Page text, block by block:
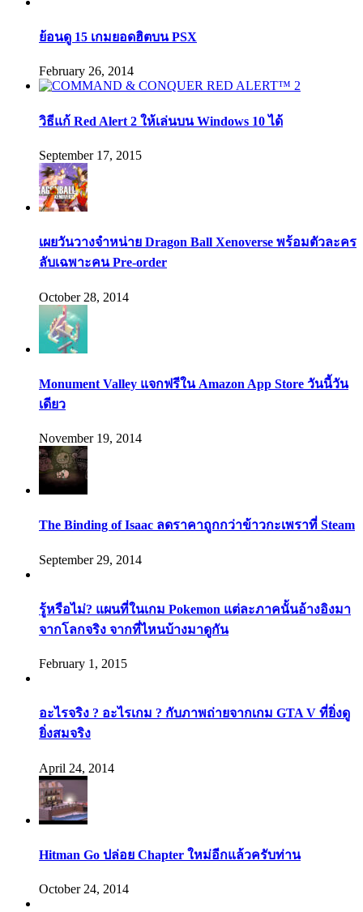
ย้อนดู 15 เกมยอดฮิตบน PSX
February 26, 2014
วิธีแก้ Red Alert 2 ให้เล่นบน Windows 10 ได้
September 17, 2015
เผยวันวางจำหน่าย Dragon Ball Xenoverse พร้อมตัวละคร
ลับเฉพาะคน Pre-order
October 28, 2014
Monument Valley แจกฟรีใน Amazon App Store วันนี้วัน
เดียว
November 19, 2014
The Binding of Isaac ลดราคาถูกกว่าข้าวกะเพราที่ Steam
September 29, 2014
รู้หรือไม่? แผนที่ในเกม Pokemon แต่ละภาคนั้นอ้างอิงมา
จากโลกจริง จากที่ไหนบ้างมาดูกัน
February 1, 2015
อะไรจริง ? อะไรเกม ? กับภาพถ่ายจากเกม GTA V ที่ยิ่งดู
ยิ่งสมจริง
April 24, 2014
Hitman Go ปล่อย Chapter ใหม่อีกแล้วครับท่าน
October 24, 2014